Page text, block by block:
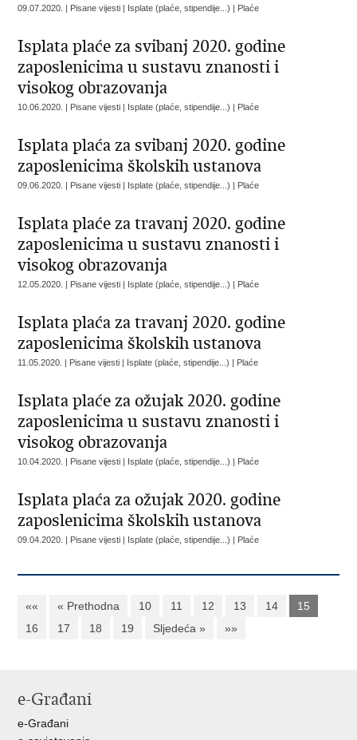
09.07.2020. | Pisane vijesti | Isplate (plaće, stipendije...) | Plaće
Isplata plaće za svibanj 2020. godine
zaposlenicima u sustavu znanosti i
visokog obrazovanja
10.06.2020. | Pisane vijesti | Isplate (plaće, stipendije...) | Plaće
Isplata plaća za svibanj 2020. godine
zaposlenicima školskih ustanova
09.06.2020. | Pisane vijesti | Isplate (plaće, stipendije...) | Plaće
Isplata plaće za travanj 2020. godine
zaposlenicima u sustavu znanosti i
visokog obrazovanja
12.05.2020. | Pisane vijesti | Isplate (plaće, stipendije...) | Plaće
Isplata plaća za travanj 2020. godine
zaposlenicima školskih ustanova
11.05.2020. | Pisane vijesti | Isplate (plaće, stipendije...) | Plaće
Isplata plaće za ožujak 2020. godine
zaposlenicima u sustavu znanosti i
visokog obrazovanja
10.04.2020. | Pisane vijesti | Isplate (plaće, stipendije...) | Plaće
Isplata plaća za ožujak 2020. godine
zaposlenicima školskih ustanova
09.04.2020. | Pisane vijesti | Isplate (plaće, stipendije...) | Plaće
«« « Prethodna 10 11 12 13 14
15
16
17 18 19 Sljedeća » »»
e-Građani
e-Građani